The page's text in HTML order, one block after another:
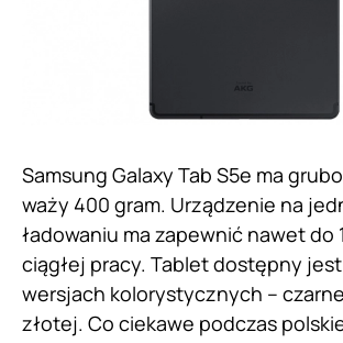
Samsung Galaxy Tab S5e ma
waży 400 gram. Urządzenie na
ładowaniu ma zapewnić nawet do
ciągłej pracy. Tablet dostępny
wersjach kolorystycznych –
złotej. Co ciekawe podczas